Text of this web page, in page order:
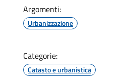
Argomenti:
Urbanizzazione
Categorie:
Catasto e urbanistica